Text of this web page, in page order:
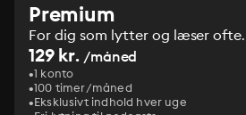
Premium
For dig som lytter og læser ofte.
129 kr. /måned
1 konto
100 timer/måned
Eksklusivt indhold hver uge